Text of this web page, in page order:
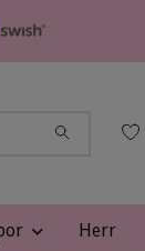
Herr